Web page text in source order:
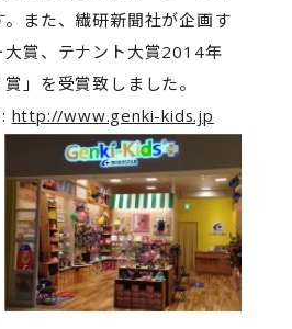
また、繊研新聞社が企画す
大賞、テナント大賞2014年
」を受賞致しました。
http://www.genki-kids.jp